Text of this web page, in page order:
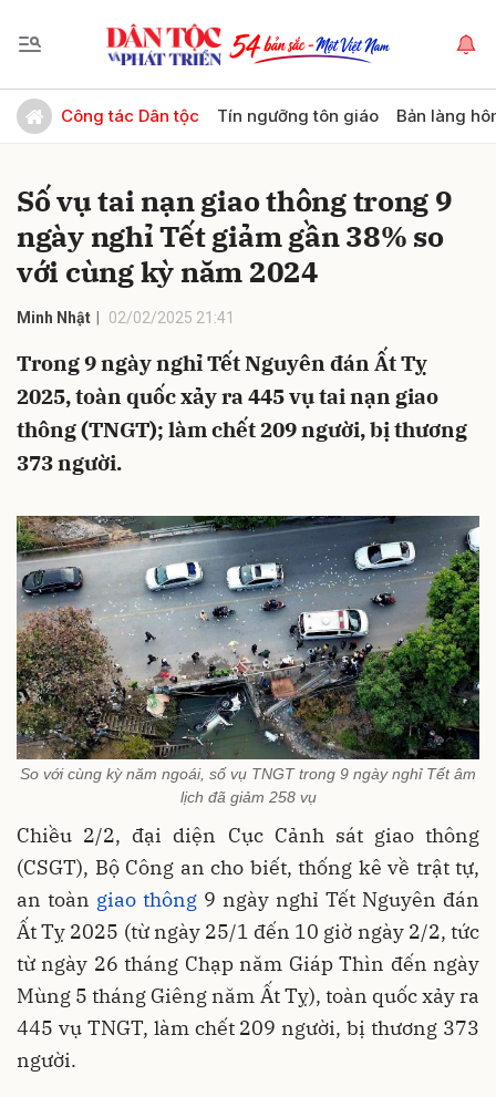
Công tác Dân tộc Tín ngưỡng tôn giáo Bản làng
Số vụ tai nạn giao thông trong 9
ngày nghỉ Tết giảm gần 38% so
với cùng kỳ năm 2024
Minh Nhật 02/02/2025 21:41
Trong 9 ngày nghỉ Tết Nguyên đán Ất Tỵ
2025, toàn quốc xảy ra 445 vụ tai nạn giao
thông (TNGT); làm chết 209 người, bị thương
373 người.
So với cùng kỳ năm ngoái, số vụ TNGT trong 9 ngày nghỉ Tết âm
lịch đã giảm 258 vụ
Chiều 2/2, đại diện Cục Cảnh sát giao thông
(CSGT), Bộ Công an cho biết, thống kê về trật tự,
an toàn giao thông 9 ngày nghỉ Tết Nguyên đán
Ất Tỵ 2025 (từ ngày 25/1 đến 10 giờ ngày 2/2, tức
từ ngày 26 tháng Chạp năm Giáp Thìn đến ngày
Mùng 5 tháng Giêng năm Ất Tỵ), toàn quốc xảy ra
445 vụ TNGT, làm chết 209 người, bị thương 373
người.
Gửi bình luận